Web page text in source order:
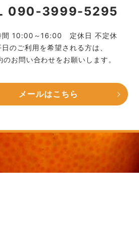
090-3999-5295
間 10:00～16:00 定休日 不定休
のご利用を希望される方は、
のお問い合わせをお願いします。
メールはこちら